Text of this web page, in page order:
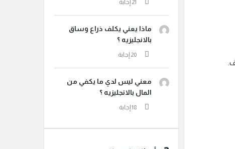
ماذا يعني يكلف ذراع وساق
بالانجليزيه ؟
معني ليس لدي ما يكفي من
المال بالانجليزيه ؟